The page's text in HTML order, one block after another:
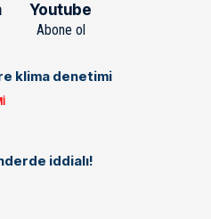
Youtube
Abone ol
klima denetimi
iddialı!